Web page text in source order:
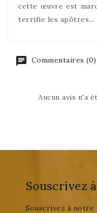
cette œuvre est
terrifie les apôtres...
Commentaires (0)
Aucun avis n'a
Souscrivez
Souscrivez à